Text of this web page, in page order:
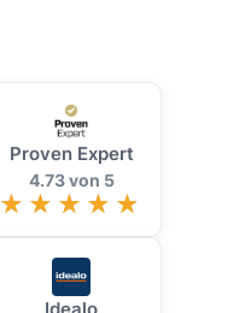
Proven Expert
4.73 von 5